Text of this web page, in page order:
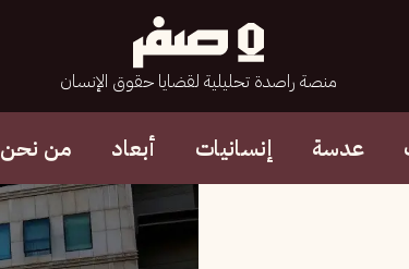
منصة راصدة تحليلية لقضايا حقوق الإنسان
عدسة إنسانيات أبعاد من نحن